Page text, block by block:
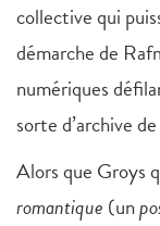
collective qui
démarche de
numériques
sorte d’archive
Alors que Groys
romantique (un